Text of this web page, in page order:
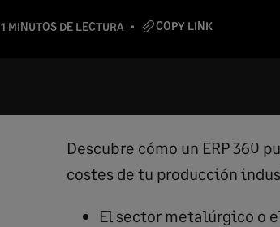
1 MINUTOS DE LECTURA COPY LINK
Descubre cómo un ERP 360
costes de tu producción
El sector metalúrgico o